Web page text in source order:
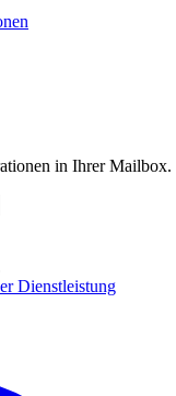
in Ihrer Mailbox.
Dienstleistung